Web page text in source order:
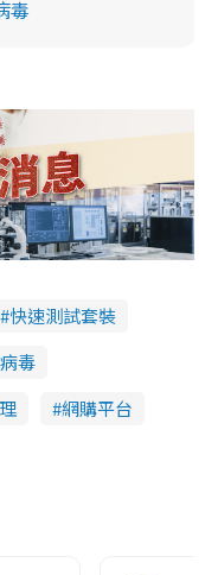
毒
快速測試套裝
毒
網購平台